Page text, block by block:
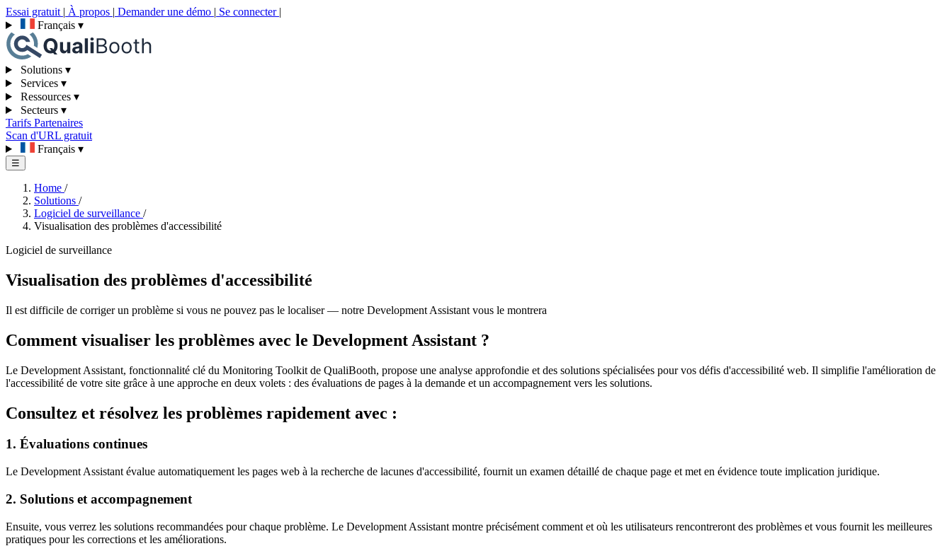
Essai gratuit | À propos | Demander une démo | Se connecter |
Français ▾
Solutions ▾
Services ▾
Ressources ▾
Secteurs ▾
Tarifs Partenaires
Scan d'URL gratuit
Français ▾
☰
Home /
Solutions /
Logiciel de surveillance /
Visualisation des problèmes d'accessibilité
Logiciel de surveillance
Visualisation des problèmes d'accessibilité
Il est difficile de corriger un problème si vous ne pouvez pas le localiser — notre Development Assistant vous le montrera
Comment visualiser les problèmes avec le Development Assistant ?
Le Development Assistant, fonctionnalité clé du Monitoring Toolkit de QualiBooth, propose une analyse approfondie et des solutions spécialisées pour vos défis d'accessibilité web. Il simplifie l'amélioration de
l'accessibilité de votre site grâce à une approche en deux volets : des évaluations de pages à la demande et un accompagnement vers les solutions.
Consultez et résolvez les problèmes rapidement avec :
1. Évaluations continues
Le Development Assistant évalue automatiquement les pages web à la recherche de lacunes d'accessibilité, fournit un examen détaillé de chaque page et met en évidence toute implication juridique.
2. Solutions et accompagnement
Ensuite, vous verrez les solutions recommandées pour chaque problème. Le Development Assistant montre précisément comment et où les utilisateurs rencontreront des problèmes et vous fournit les meilleures
pratiques pour les corrections et les améliorations.